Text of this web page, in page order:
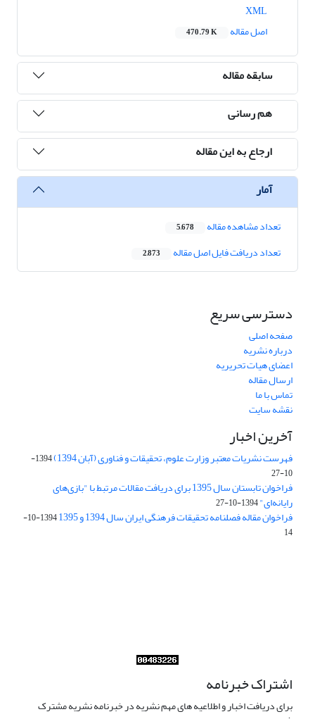
اصل مقاله
470.79 K
سابقه مقاله
هم رسانی
ارجاع به این مقاله
آمار
تعداد مشاهده مقاله 5,678
تعداد دریافت فایل اصل مقاله 2,873
دسترسی سریع
صفحه اصلی
درباره نشریه
اعضای هیات تحریریه
ارسال مقاله
تماس با ما
نقشه سایت
آخرین اخبار
فهرست نشریات معتبر وزارت علوم، تحقیقات و فناوری (آبان 1394)
1394-
10-27
فراخوان تابستان سال 1395 برای دریافت مقالات مرتبط با "بازی‌های
رایانه‌ای"1394-10-27
فراخوان مقاله فصلنامه تحقیقات فرهنگی ایران سال 1394 و 1395
1394-10-
14
اشتراک خبرنامه
برای دریافت اخبار و اطلاعیه های مهم نشریه در خبرنامه نشریه مشترک